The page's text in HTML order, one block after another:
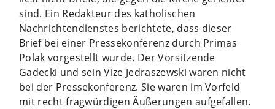
sind. Ein Redakteur des katholischen
Nachrichtendienstes berichtete, dass dieser
Brief bei einer Pressekonferenz durch Primas
Polak vorgestellt wurde. Der Vorsitzende
Gadecki und sein Vize Jedraszewski waren nicht
bei der Pressekonferenz. Sie waren im Vorfeld
mit recht fragwürdigen Äußerungen aufgefallen.